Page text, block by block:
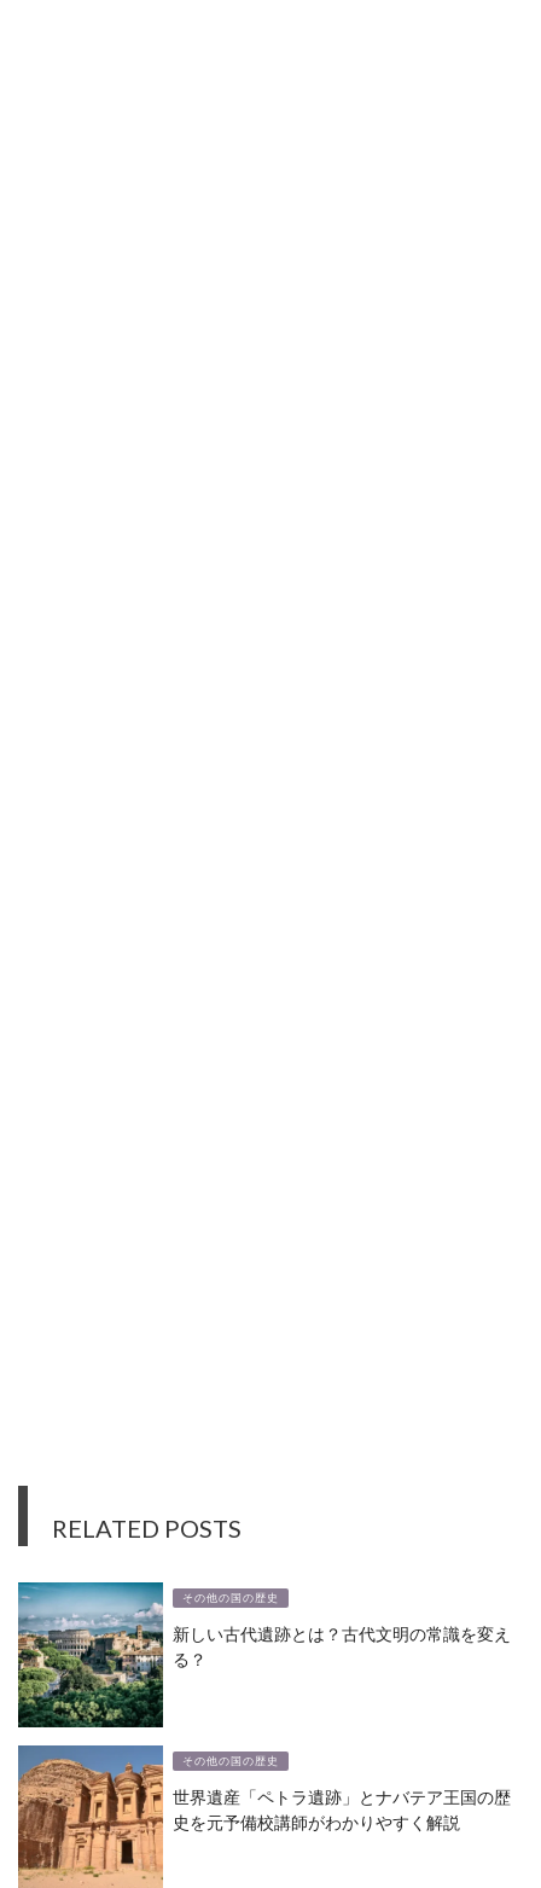
RELATED POSTS
その他の国の歴史
新しい古代遺跡とは？古代文明の常識を変え
る？
その他の国の歴史
世界遺産「ペトラ遺跡」とナバテア王国の歴
史を元予備校講師がわかりやすく解説